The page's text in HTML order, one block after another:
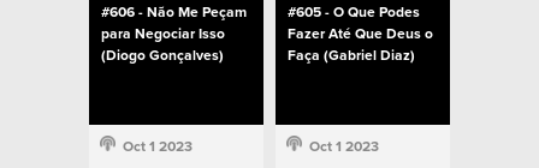
#606 - Não Me Peçam
para Negociar Isso
(Diogo Gonçalves)
Oct 1 2023
#605 - O Que Podes
Fazer Até Que Deus o
Faça (Gabriel Diaz)
Oct 1 2023